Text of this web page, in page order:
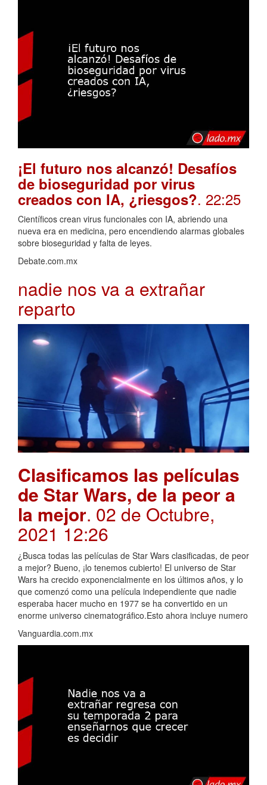
¡El futuro nos alcanzó! Desafíos
de bioseguridad por virus
creados con IA, ¿riesgos?. 22:25
Científicos crean virus funcionales con IA, abriendo una
nueva era en medicina, pero encendiendo alarmas globales
sobre bioseguridad y falta de leyes.
Debate.com.mx
nadie nos va a extrañar
reparto
Clasificamos las películas
de Star Wars, de la peor a
la mejor. 02 de Octubre,
2021 12:26
¿Busca todas las películas de Star Wars clasificadas, de peor
a mejor? Bueno, ¡lo tenemos cubierto! El universo de Star
Wars ha crecido exponencialmente en los últimos años, y lo
que comenzó como una película independiente que nadie
esperaba hacer mucho en 1977 se ha convertido en un
enorme universo cinematográfico.Esto ahora incluye numero
Vanguardia.com.mx